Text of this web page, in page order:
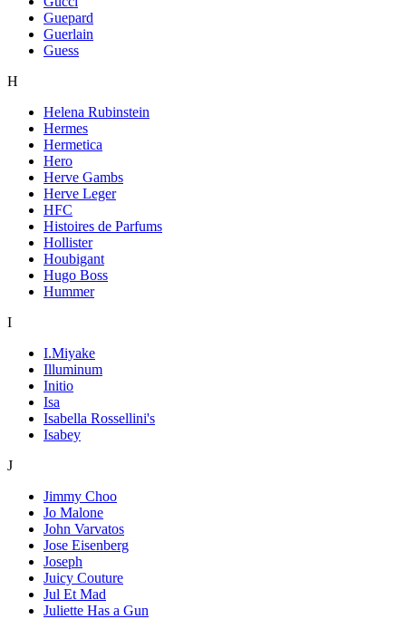
Guepard
Guerlain
Guess
H
Helena Rubinstein
Hermes
Hermetica
Hero
Herve Gambs
Herve Leger
HFC
Histoires de Parfums
Hollister
Houbigant
Hugo Boss
Hummer
I
I.Miyake
Illuminum
Initio
Isa
Isabella Rossellini's
Isabey
J
Jimmy Choo
Jo Malone
John Varvatos
Jose Eisenberg
Joseph
Juicy Couture
Jul Et Mad
Juliette Has a Gun